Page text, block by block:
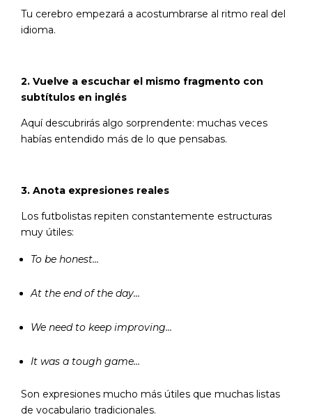
Tu cerebro empezará a acostumbrarse al ritmo real del
idioma.
2. Vuelve a escuchar el mismo fragmento con
subtítulos en inglés
Aquí descubrirás algo sorprendente: muchas veces
habías entendido más de lo que pensabas.
3. Anota expresiones reales
Los futbolistas repiten constantemente estructuras
muy útiles:
To be honest…
At the end of the day…
We need to keep improving…
It was a tough game…
Son expresiones mucho más útiles que muchas listas
de vocabulario tradicionales.